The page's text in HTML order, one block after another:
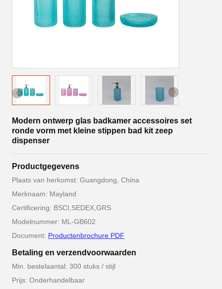
Modern ontwerp glas badkamer accessoires set
ronde vorm met kleine stippen bad kit zeep
dispenser
Productgegevens
Plaats van herkomst: Guangdong, China
Merknaam: Mayland
Certificering: BSCI,SEDEX,GRS
Modelnummer: ML-GB602
Document: Productenbrochure PDF
Betaling en verzendvoorwaarden
Min. bestelaantal: 300 stuks / stijl
Prijs: Onderhandelbaar